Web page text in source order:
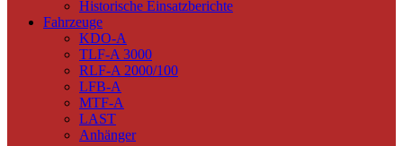
Historische Einsatzberichte
Fahrzeuge
KDO-A
TLF-A 3000
RLF-A 2000/100
LFB-A
MTF-A
LAST
Anhänger